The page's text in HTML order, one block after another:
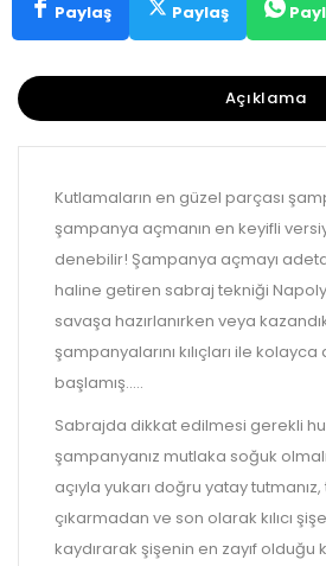
Paylaş Paylaş
Açıklama
Kutlamaların en güzel parçası
şampanya açmanın en keyifli
denebilir! Şampanya açmayı
haline getiren sabraj tekniği
savaşa hazırlanırken veya
şampanyalarını kılıçları ile
başlamış.....
Sabrajda dikkat edilmesi gerekli
şampanyanız mutlaka soğuk
açıyla yukarı doğru yatay
çıkarmadan ve son olarak kılıcı
kaydırarak şişenin en zayıf olduğu